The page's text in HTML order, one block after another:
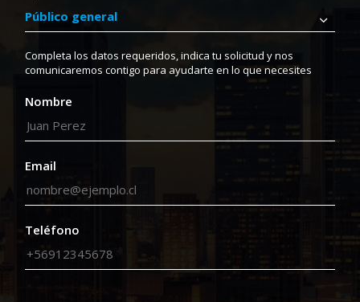
Completa los datos requeridos, indica tu solicitud y nos
comunicaremos contigo para ayudarte en lo que necesites
Nombre
Email
Teléfono